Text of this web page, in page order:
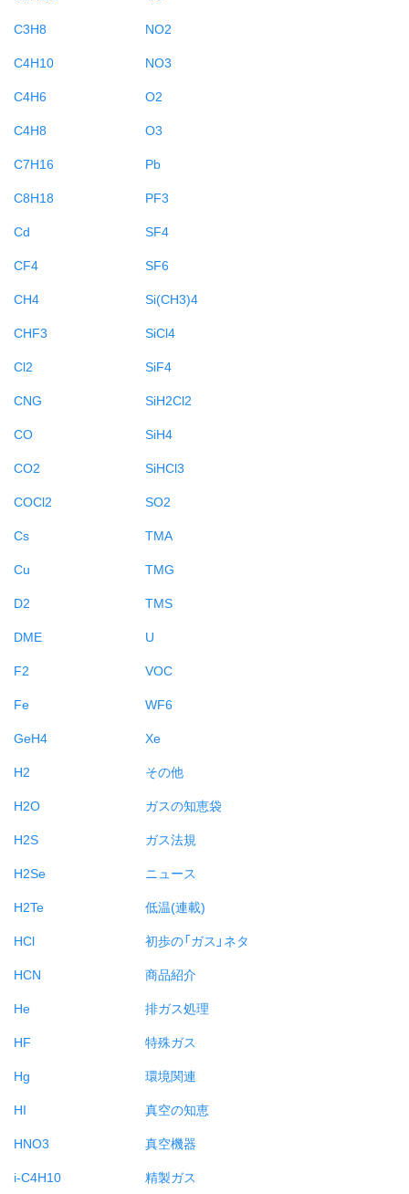
C3H8
C4H10
C4H6
C4H8
C7H16
C8H18
Cd
CF4
CH4
CHF3
Cl2
CNG
CO
CO2
COCl2
Cs
Cu
D2
DME
F2
Fe
GeH4
H2
H2O
H2S
H2Se
H2Te
HCl
HCN
He
HF
Hg
HI
HNO3
i-C4H10
NO2
NO3
O2
O3
Pb
PF3
SF4
SF6
Si(CH3)4
SiCl4
SiF4
SiH2Cl2
SiH4
SiHCl3
SO2
TMA
TMG
TMS
U
VOC
WF6
Xe
その他
ガスの知恵袋
ガス法規
ニュース
低温(連載)
初歩の「ガス」ネタ
商品紹介
排ガス処理
特殊ガス
環境関連
真空の知恵
真空機器
精製ガス